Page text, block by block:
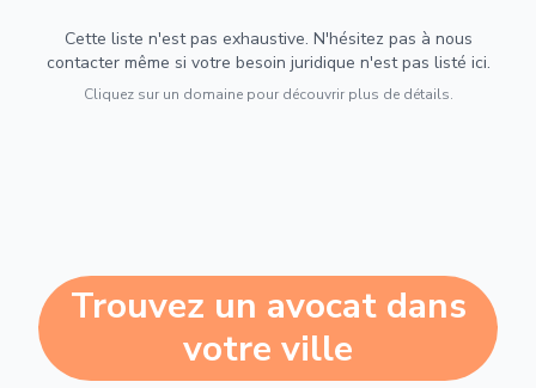
Cette liste n'est pas exhaustive. N'hésitez pas à nous
contacter même si votre besoin juridique n'est pas listé ici.
Cliquez sur un domaine pour découvrir plus de détails.
Trouvez un avocat dans
votre ville